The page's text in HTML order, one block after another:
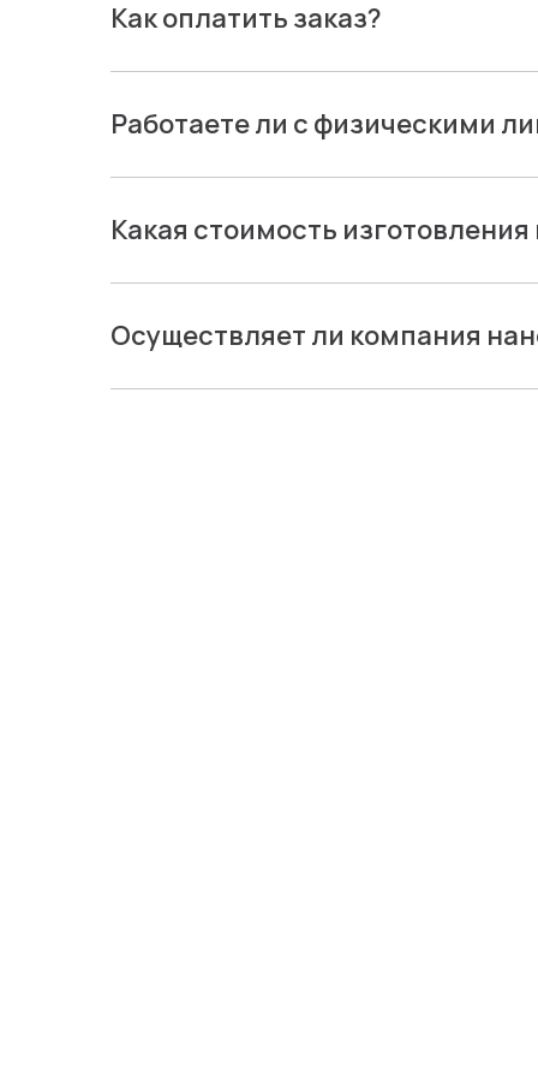
Как оплатить заказ?
Работаете ли с физическими
Какая стоимость
Осуществляет ли компания